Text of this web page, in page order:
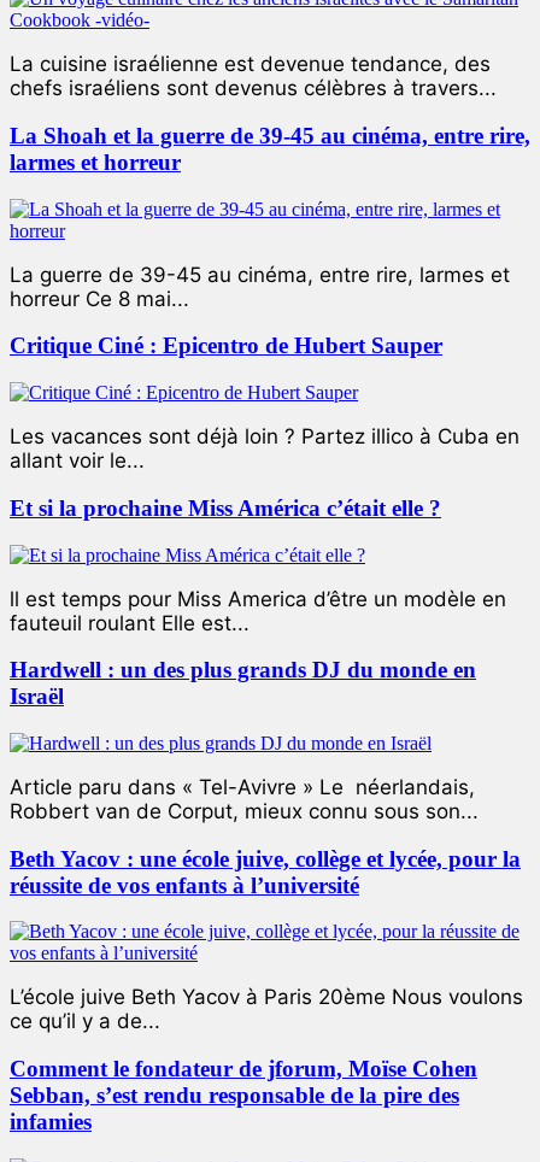
La cuisine israélienne est devenue tendance, des
chefs israéliens sont devenus célèbres à travers...
La Shoah et la guerre de 39-45 au cinéma, entre rire,
larmes et horreur
La guerre de 39-45 au cinéma, entre rire, larmes et
horreur Ce 8 mai...
Critique Ciné : Epicentro de Hubert Sauper
Les vacances sont déjà loin ? Partez illico à Cuba en
allant voir le...
Et si la prochaine Miss América c’était elle ?
ll est temps pour Miss America d’être un modèle en
fauteuil roulant Elle est...
Hardwell : un des plus grands DJ du monde en
Israël
Article paru dans « Tel-Avivre » Le néerlandais,
Robbert van de Corput, mieux connu sous son...
Beth Yacov : une école juive, collège et lycée, pour la
réussite de vos enfants à l’université
L’école juive Beth Yacov à Paris 20ème Nous voulons
ce qu’il y a de...
Comment le fondateur de jforum, Moïse Cohen
Sebban, s’est rendu responsable de la pire des
infamies